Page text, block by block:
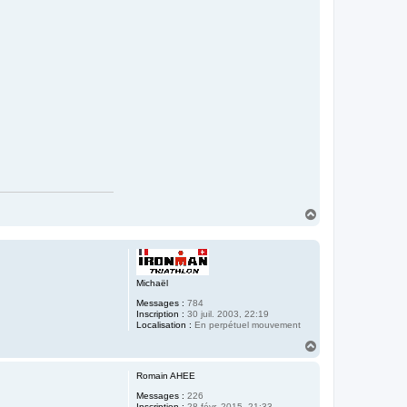
Michaël
Messages : 784
Inscription : 30 juil. 2003, 22:19
Localisation : En perpétuel mouvement
Romain AHEE
Messages : 226